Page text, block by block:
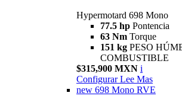
Hypermotard 698 Mono
77.5 hp Pontencia
63 Nm Torque
151 kg PESO
COMBUSTIBLE
$315,900 MXN i
Configurar Lee Mas
new 698 Mono RVE